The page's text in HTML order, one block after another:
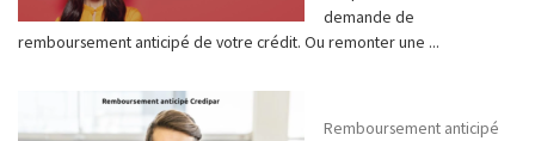
demande de
remboursement anticipé de votre crédit. Ou remonter une ...
Remboursement anticipé